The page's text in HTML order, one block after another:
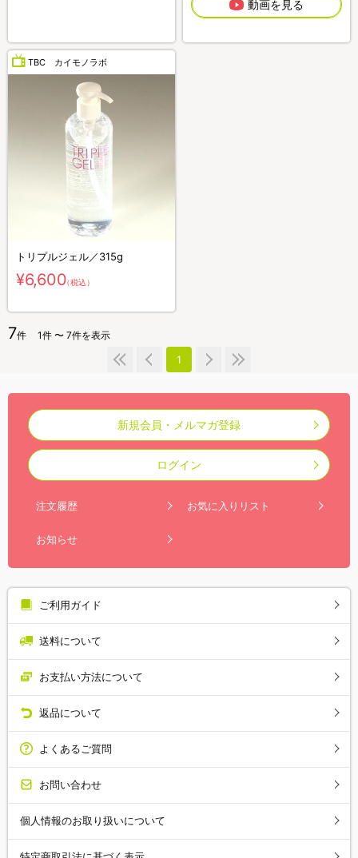
動画を見る
TBC カイモノラボ
トリプルジェル／315g
¥6,600（税込）
7件 1件 〜 7件を表示
1
新規会員・メルマガ登録
ログイン
注文履歴 お気に入りリスト
お知らせ
ご利用ガイド
送料について
お支払い方法について
返品について
よくあるご質問
お問い合わせ
個人情報のお取り扱いについて